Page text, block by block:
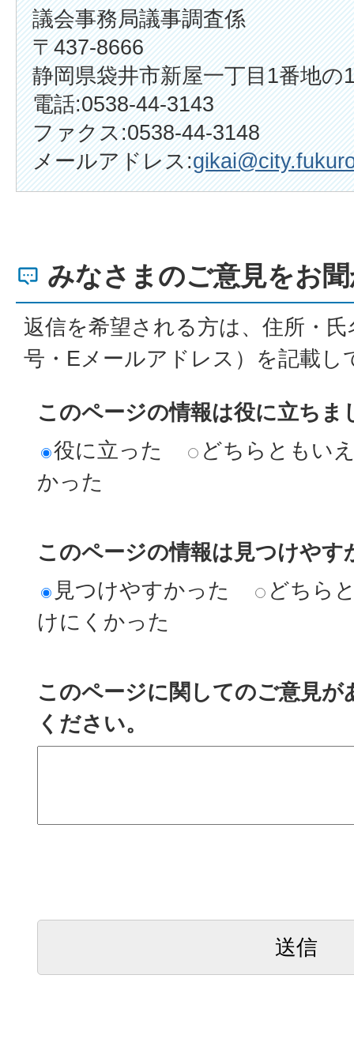
議会事務局議事調査係
〒437-8666
静岡県袋井市新屋一丁目1番地の
電話:0538-44-3143
ファクス:0538-44-3148
メールアドレス:
みなさまのご意見をお
返信を希望される方は、住所・
号・Eメールアドレス）を記載し
このページの情報は役に立ちま
役に立った
どちらともい
かった
このページの情報は見つけやす
見つけやすかった
どちら
けにくかった
このページに関してのご意見
ください。